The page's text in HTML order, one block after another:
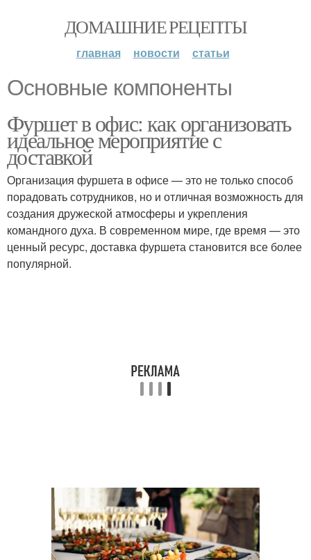
ДОМАШНИЕ РЕЦЕПТЫ
главная новости статьи
Основные компоненты
Фуршет в офис: как организовать
идеальное мероприятие с
доставкой
Организация фуршета в офисе — это не только способ
порадовать сотрудников, но и отличная возможность для
создания дружеской атмосферы и укрепления
командного духа. В современном мире, где время — это
ценный ресурс, доставка фуршета становится все более
популярной.